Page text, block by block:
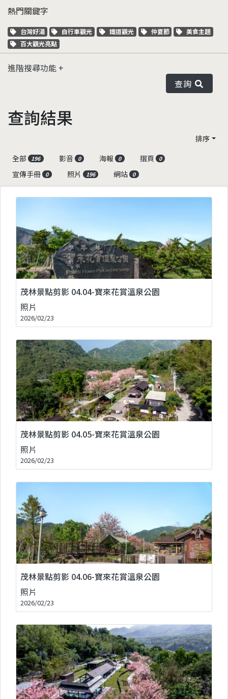
熱門關鍵字
關鍵字標籤
台灣好湯 關鍵字標籤
自行車觀光 關鍵字標籤
鐵道觀光 關鍵字標籤
仲夏節 關鍵字標籤
美食主題
關鍵字標籤
百大觀光亮點
進階搜尋功能
查詢
查詢結果
排序
全部
196 影音 0 海報 0 摺頁 0
宣傳手冊 0 照片 196 網站 0
茂林景點剪影 04.04-寶來花賞溫泉公園
照片
2026/02/23
茂林景點剪影 04.05-寶來花賞溫泉公園
照片
2026/02/23
茂林景點剪影 04.06-寶來花賞溫泉公園
照片
2026/02/23